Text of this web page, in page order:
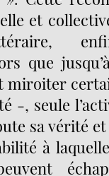
et
que
miroiter
-, seule
sa vérité
à